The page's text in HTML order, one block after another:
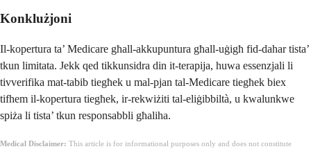
Konklużjoni
Il-kopertura ta’ Medicare għall-akkupuntura għall-uġigħ fid-dahar tista’
tkun limitata. Jekk qed tikkunsidra din it-terapija, huwa essenzjali li
tivverifika mat-tabib tiegħek u mal-pjan tal-Medicare tiegħek biex
tifhem il-kopertura tiegħek, ir-rekwiżiti tal-eliġibbiltà, u kwalunkwe
spiża li tista’ tkun responsabbli għaliha.
Medical Disclaimer: This article is for informational purposes only and does not constitute